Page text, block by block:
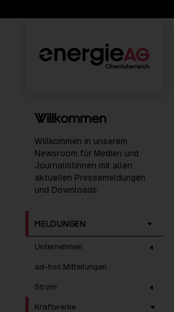
Willkommen
Willkommen in unserem
Newsroom für Medien und
JournalistInnen mit allen
aktuellen Pressemeldungen
und Downloads.
MELDUNGEN
Unternehmen
ad-hoc Mitteilungen
Strom
Kraftwerke